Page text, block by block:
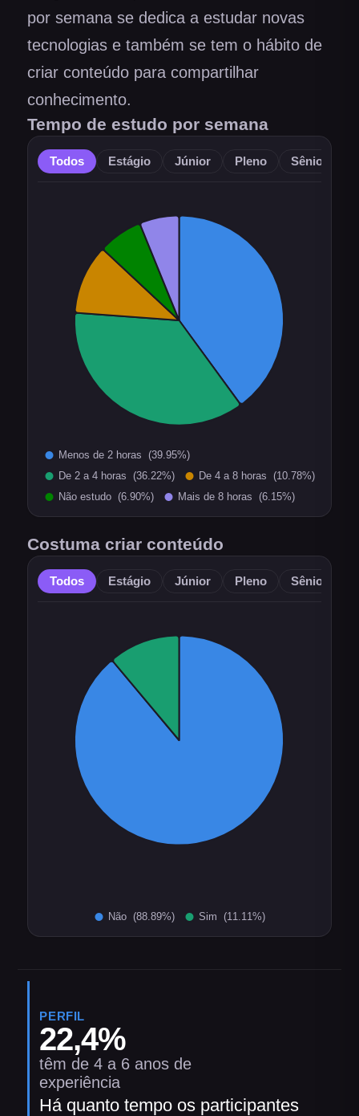
por semana se dedica a estudar novas
tecnologias e também se tem o hábito de
criar conteúdo para compartilhar
conhecimento.
Tempo de estudo por semana
Todos Estágio Júnior Pleno Sênior
Costuma criar conteúdo
Todos Estágio Júnior Pleno Sênior
PERFIL
22,4%
têm de 4 a 6 anos de
experiência
Há quanto tempo os participantes